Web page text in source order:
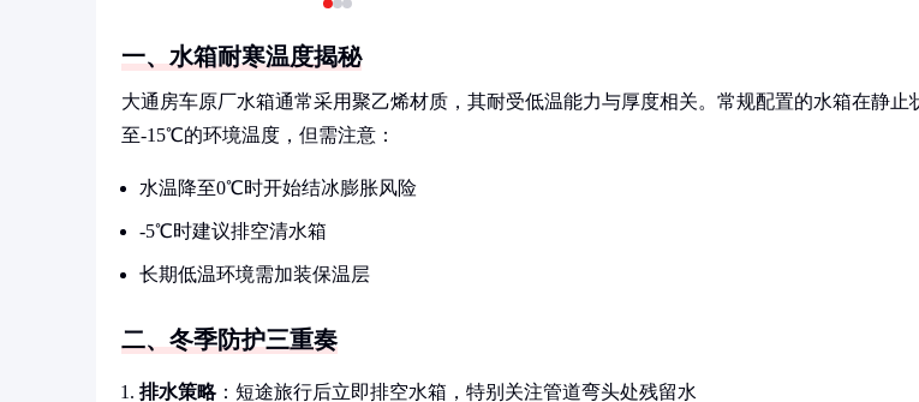
一、水箱耐寒温度揭秘
大通房车原厂水箱通常采用聚乙烯材质，其耐受低温能力与厚度相关。常规配置的水箱在静
至-15℃的环境温度，但需注意：
水温降至0℃时开始结冰膨胀风险
-5℃时建议排空清水箱
长期低温环境需加装保温层
二、冬季防护三重奏
排水策略：短途旅行后立即排空水箱，特别关注管道弯头处残留水